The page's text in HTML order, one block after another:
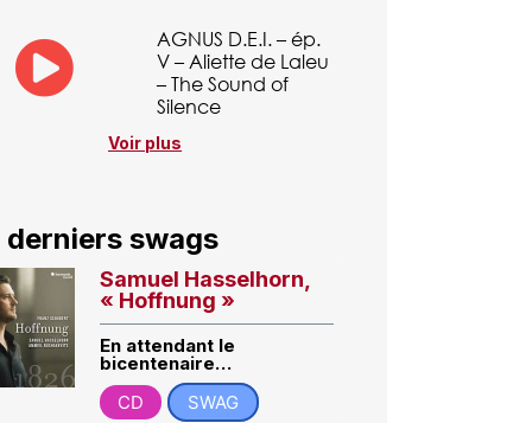
AGNUS D.E.I. – ép.
V – Aliette de Laleu
– The Sound of
Silence
Voir plus
derniers swags
Samuel Hasselhorn,
« Hoffnung »
En attendant le
bicentenaire…
CD
SWAG